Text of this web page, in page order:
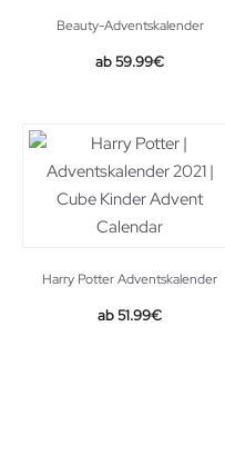
Beauty-Adventskalender
59.99€
Harry Potter Adventskalender
51.99€